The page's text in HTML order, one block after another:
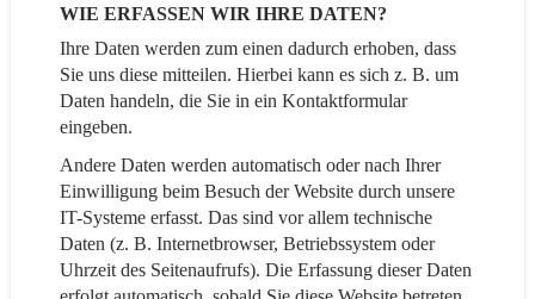
WIE ERFASSEN WIR IHRE DATEN?
Ihre Daten werden zum einen dadurch erhoben, dass
Sie uns diese mitteilen. Hierbei kann es sich z. B. um
Daten handeln, die Sie in ein Kontaktformular
eingeben.
Andere Daten werden automatisch oder nach Ihrer
Einwilligung beim Besuch der Website durch unsere
IT-Systeme erfasst. Das sind vor allem technische
Daten (z. B. Internetbrowser, Betriebssystem oder
Uhrzeit des Seitenaufrufs). Die Erfassung dieser Daten